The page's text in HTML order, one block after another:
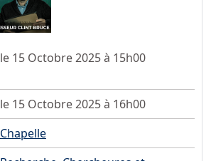
le 15 Octobre 2025 à 15h00
le 15 Octobre 2025 à 16h00
Chapelle